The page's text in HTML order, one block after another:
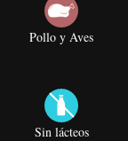
Pollo y Aves
Sin lácteos